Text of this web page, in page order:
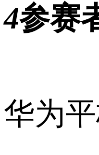
4参赛
华为